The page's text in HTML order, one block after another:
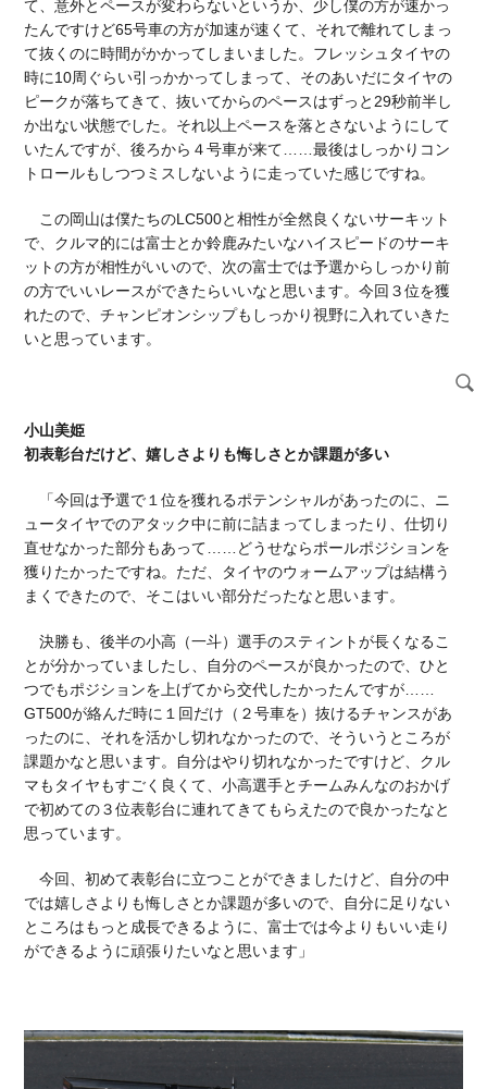
て、意外とペースが変わらないというか、少し僕の方が速かっ
たんですけど65号車の方が加速が速くて、それで離れてしまっ
て抜くのに時間がかかってしまいました。フレッシュタイヤの
時に10周ぐらい引っかかってしまって、そのあいだにタイヤの
ピークが落ちてきて、抜いてからのペースはずっと29秒前半し
か出ない状態でした。それ以上ペースを落とさないようにして
いたんですが、後ろから４号車が来て……最後はしっかりコン
トロールもしつつミスしないように走っていた感じですね。
この岡山は僕たちのLC500と相性が全然良くないサーキット
で、クルマ的には富士とか鈴鹿みたいなハイスピードのサーキ
ットの方が相性がいいので、次の富士では予選からしっかり前
の方でいいレースができたらいいなと思います。今回３位を獲
れたので、チャンピオンシップもしっかり視野に入れていきた
いと思っています。
小山美姫
初表彰台だけど、嬉しさよりも悔しさとか課題が多い
「今回は予選で１位を獲れるポテンシャルがあったのに、ニ
ュータイヤでのアタック中に前に詰まってしまったり、仕切り
直せなかった部分もあって……どうせならポールポジションを
獲りたかったですね。ただ、タイヤのウォームアップは結構う
まくできたので、そこはいい部分だったなと思います。
決勝も、後半の小高（一斗）選手のスティントが長くなるこ
とが分かっていましたし、自分のペースが良かったので、ひと
つでもポジションを上げてから交代したかったんですが……
GT500が絡んだ時に１回だけ（２号車を）抜けるチャンスがあ
ったのに、それを活かし切れなかったので、そういうところが
課題かなと思います。自分はやり切れなかったですけど、クル
マもタイヤもすごく良くて、小高選手とチームみんなのおかげ
で初めての３位表彰台に連れてきてもらえたので良かったなと
思っています。
今回、初めて表彰台に立つことができましたけど、自分の中
では嬉しさよりも悔しさとか課題が多いので、自分に足りない
ところはもっと成長できるように、富士では今よりもいい走り
ができるように頑張りたいなと思います」